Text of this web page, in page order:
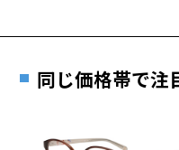
15.3g
※着脱式サングラス：デモレンズ
す。
実店舗で度数を測定いた
お近くのZoff実店舗にて
その際は記入用紙をダウ
同じ価格帯で注